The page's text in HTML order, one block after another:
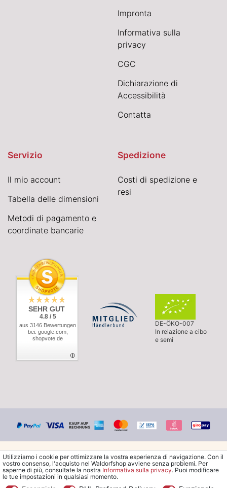
Impronta
Informativa sulla
privacy
CGC
Dichiarazione di
Accessibilità
Contatta
Servizio
Il mio account
Tabella delle dimensioni
Metodi di pagamento e
coordinate bancarie
Spedizione
Costi di spedizione e
resi
SEHR GUT
4.8 / 5
aus 3146 Bewertungen
bei: google.com,
shopvote.de
DE-ÖKO-007
In relazione a cibo
e semi
© Copyright 2026 Waldorfshop |Tutti i diritti riservati.
Utilizziamo i cookie per ottimizzare la vostra esperienza di navigazione. Con il
vostro consenso, l'acquisto nel Waldorfshop avviene senza problemi. Per
saperne di più, consultate la nostra Informativa sulla privacy. Puoi modificare
le tue impostazioni in qualsiasi momento.